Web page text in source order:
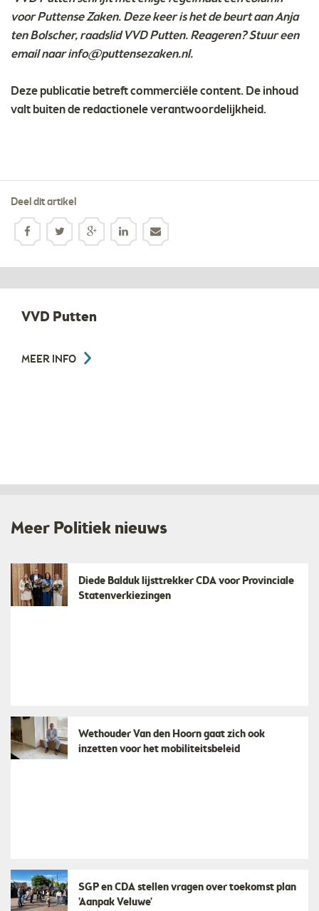
voor Puttense Zaken. Deze keer is het de beurt aan Anja
ten Bolscher, raadslid VVD Putten. Reageren? Stuur een
email naarinfo@puttensezaken.nl.
Deze publicatie betreft commerciële content. De inhoud
valt buiten de redactionele verantwoordelijkheid.
Deel dit artikel
VVD Putten
MEER INFO
Meer Politiek nieuws
Diede Balduk lijsttrekker CDA voor Provinciale
Statenverkiezingen
Wethouder Van den Hoorn gaat zich ook
inzetten voor het mobiliteitsbeleid
SGP en CDA stellen vragen over toekomst plan
'Aanpak Veluwe'